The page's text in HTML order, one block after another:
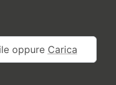
oppure Carica